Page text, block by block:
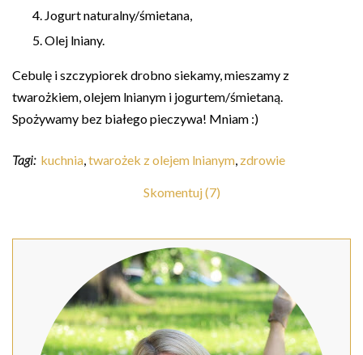
Jogurt naturalny/śmietana,
Olej lniany.
Cebulę i szczypiorek drobno siekamy, mieszamy z
twarożkiem, olejem lnianym i jogurtem/śmietaną.
Spożywamy bez białego pieczywa! Mniam :)
Tagi: kuchnia twarożek z olejem lnianym zdrowie
Skomentuj (7)